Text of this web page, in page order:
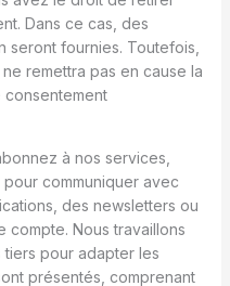
Dans ce cas, des
seront fournies. Toutefois,
remettra pas en cause la
consentement
à nos services,
communiquer avec
des newsletters ou
compte. Nous travaillons
pour adapter les
présentés, comprenant